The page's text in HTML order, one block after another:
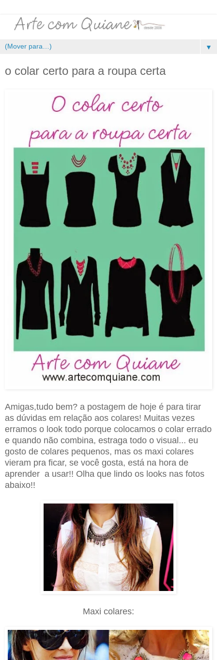
▼
o colar certo para a roupa certa
Amigas,tudo bem? a postagem de hoje é para tirar
as dúvidas em relação aos colares! Muitas vezes
erramos o look todo porque colocamos o colar errado
e quando não combina, estraga todo o visual... eu
gosto de colares pequenos, mas os maxi colares
vieram pra ficar, se você gosta, está na hora de
aprender a usar!! Olha que lindo os looks nas fotos
abaixo!!
Maxi colares: